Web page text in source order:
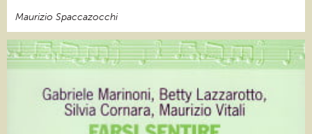
Maurizio Spaccazocchi